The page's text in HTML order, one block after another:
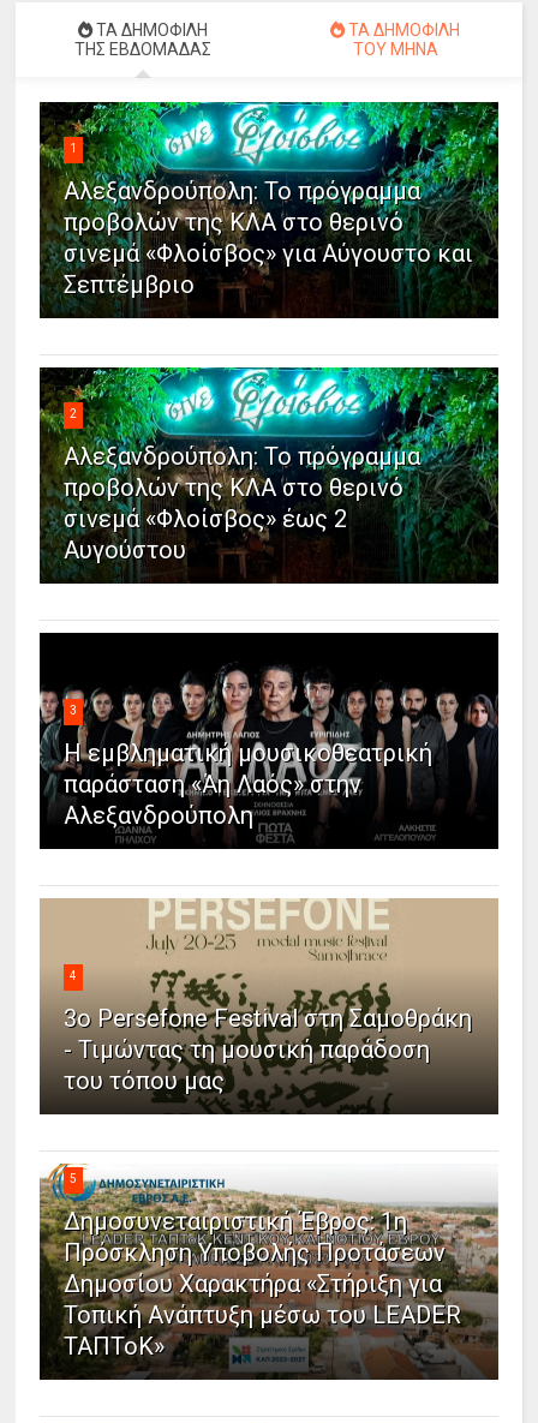
ΤΑ ΔΗΜΟΦΙΛΗ
ΤΗΣ ΕΒΔΟΜΑΔΑΣ
ΤΑ ΔΗΜΟΦΙΛΗ
ΤΟΥ ΜΗΝΑ
1
Αλεξανδρούπολη: Το πρόγραμμα
προβολών της ΚΛΑ στο θερινό
σινεμά «Φλοίσβος» για Αύγουστο και
Σεπτέμβριο
2
Αλεξανδρούπολη: Το πρόγραμμα
προβολών της ΚΛΑ στο θερινό
σινεμά «Φλοίσβος» έως 2
Αυγούστου
3
Η εμβληματική μουσικοθεατρική
παράσταση «Άη Λαός» στην
Αλεξανδρούπολη
4
3ο Persefone Festival στη Σαμοθράκη
- Τιμώντας τη μουσική παράδοση
του τόπου μας
5
Δημοσυνεταιριστική Έβρος: 1η
Πρόσκληση Υποβολής Προτάσεων
Δημοσίου Χαρακτήρα «Στήριξη για
Τοπική Ανάπτυξη μέσω του LEADER
ΤΑΠΤοΚ»